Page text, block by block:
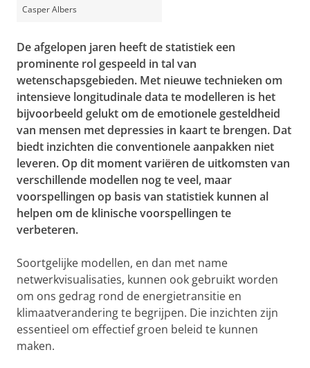
Casper Albers
De afgelopen jaren heeft de statistiek een
prominente rol gespeeld in tal van
wetenschapsgebieden. Met nieuwe technieken om
intensieve longitudinale data te modelleren is het
bijvoorbeeld gelukt om de emotionele gesteldheid
van mensen met depressies in kaart te brengen. Dat
biedt inzichten die conventionele aanpakken niet
leveren. Op dit moment variëren de uitkomsten van
verschillende modellen nog te veel, maar
voorspellingen op basis van statistiek kunnen al
helpen om de klinische voorspellingen te
verbeteren.
Soortgelijke modellen, en dan met name
netwerkvisualisaties, kunnen ook gebruikt worden
om ons gedrag rond de energietransitie en
klimaatverandering te begrijpen. Die inzichten zijn
essentieel om effectief groen beleid te kunnen
maken.